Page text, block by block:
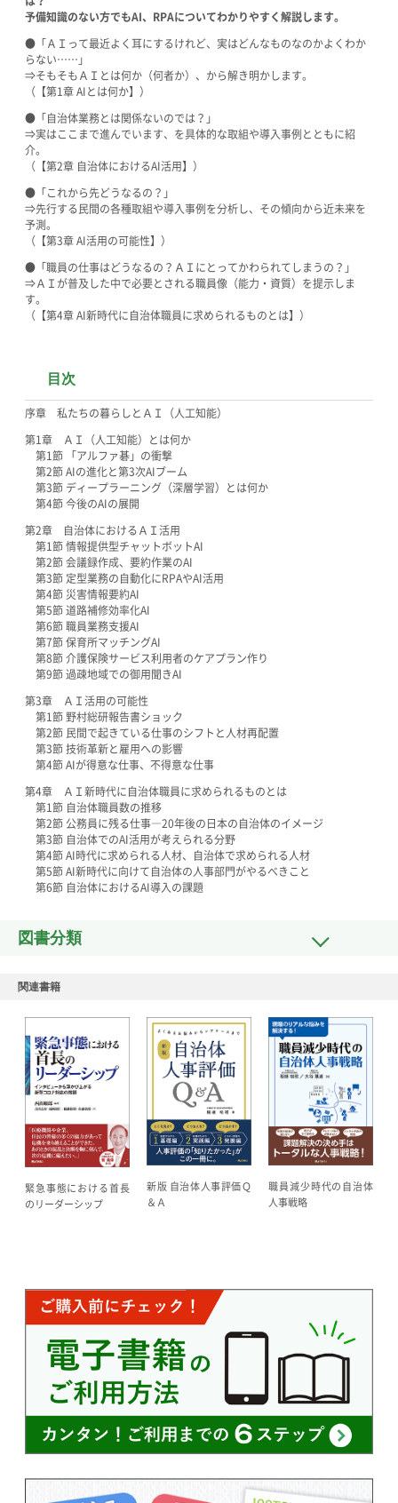
予備知識のない方でもAI、RPAについてわかりやすく解説します。
●「ＡＩって最近よく耳にするけれど、実はどんなものなのかよくわか
らない……」
⇒そもそもＡＩとは何か（何者か）、から解き明かします。
（【第1章 AIとは何か】）
●「自治体業務とは関係ないのでは？」
⇒実はここまで進んでいます、を具体的な取組や導入事例とともに紹
介。
（【第2章 自治体におけるAI活用】）
●「これから先どうなるの？」
⇒先行する民間の各種取組や導入事例を分析し、その傾向から近未来を
予測。
（【第3章 AI活用の可能性】）
●「職員の仕事はどうなるの？ＡＩにとってかわられてしまうの？」
⇒ＡＩが普及した中で必要とされる職員像（能力・資質）を提示しま
す。
（【第4章 AI新時代に自治体職員に求められるものとは】）
目次
序章 私たちの暮らしとＡＩ（人工知能）
第1章 ＡＩ（人工知能）とは何か
第1節 「アルファ碁」の衝撃
第2節 AIの進化と第3次AIブーム
第3節 ディープラーニング（深層学習）とは何か
第4節 今後のAIの展開
第2章 自治体におけるＡＩ活用
第1節 情報提供型チャットボットAI
第2節 会議録作成、要約作業のAI
第3節 定型業務の自動化にRPAやAI活用
第4節 災害情報要約AI
第5節 道路補修効率化AI
第6節 職員業務支援AI
第7節 保育所マッチングAI
第8節 介護保険サービス利用者のケアプラン作り
第9節 過疎地域での御用聞きAI
第3章 ＡＩ活用の可能性
第1節 野村総研報告書ショック
第2節 民間で起きている仕事のシフトと人材再配置
第3節 技術革新と雇用への影響
第4節 AIが得意な仕事、不得意な仕事
第4章 ＡＩ新時代に自治体職員に求められるものとは
第1節 自治体職員数の推移
第2節 公務員に残る仕事―20年後の日本の自治体のイメージ
第3節 自治体でのAI活用が考えられる分野
第4節 AI時代に求められる人材、自治体で求められる人材
第5節 AI新時代に向けて自治体の人事部門がやるべきこと
第6節 自治体におけるAI導入の課題
図書分類
関連書籍
緊急事態における首長
のリーダーシップ
新版 自治体人事評価Ｑ
＆Ａ
職員減少時代の自治体
人事戦略